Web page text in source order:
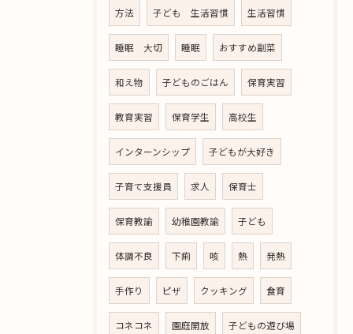
方法 子ども 生活習慣 生活習慣
睡眠 大切 睡眠 おすすめ副菜
和え物 子どものごはん 保育実習
教育実習 保育学生 高校生
インターンシップ 子どもが大好き
子育て支援員 求人 保育士
保育教諭 幼稚園教諭 子ども
体調不良 下痢 咳 熱 発熱
手作り ピザ クッキング 食育
コネコネ 園庭開放 子どもの遊び場